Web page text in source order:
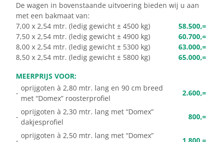
De wagen in bovenstaande uitvoering bieden wij u aan
met een bakmaat van:
7,00 x 2,54 mtr. (ledig gewicht ± 4500 kg)
58.500,=
7,50 x 2,54 mtr. (ledig gewicht ± 4900 kg)
60.700,=
8,00 x 2,54 mtr. (ledig gewicht ± 5300 kg)
63.000,=
8,50 x 2,54 mtr. (ledig gewicht ± 5800 kg)
65.000,=
MEERPRIJS VOOR:
-
oprijgoten à 2,80 mtr. lang en 90 cm breed
met “Domex” roosterprofiel
2.600,=
-
oprijgoten à 2,30 mtr. lang met “Domex”
dakjesprofiel
800,=
oprijgoten à 2,50 mtr. lang met “Domex”